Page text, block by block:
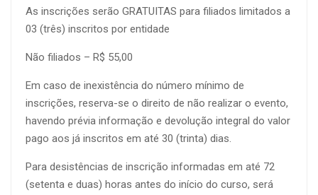
As inscrições serão GRATUITAS para filiados limitados a
03 (três) inscritos por entidade
Não filiados – R$ 55,00
Em caso de inexistência do número mínimo de
inscrições, reserva-se o direito de não realizar o evento,
havendo prévia informação e devolução integral do valor
pago aos já inscritos em até 30 (trinta) dias.
Para desistências de inscrição informadas em até 72
(setenta e duas) horas antes do início do curso, será